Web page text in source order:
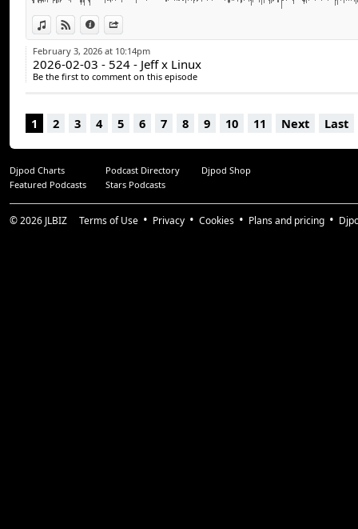
View in iTunes
View on Djpod
Information
Stéphane Goulet (@pinponey)
Guillaume Duplain (@gyom999)
Jeff Dion (@JF_dion)
Suivez-nous :
facebook.com/arcadequebec
x : @arcadeqc
twitch.tv/arcadeqc
patreon : Arcade Québec
Merci !!!!!!
February 3, 2026 at 10:14pm
2026-02-03 - 524 - Jeff x Linux
Be the first to comment on this episode
1 2 3 4 5 6 7 8 9 10 11 Next Last
Djpod Charts Podcast Directory
Djpod Shop
Featured Podcasts
Stars Podcasts
© 2026 JLBIZ Terms of Use Privacy Cookies Plans and pricing